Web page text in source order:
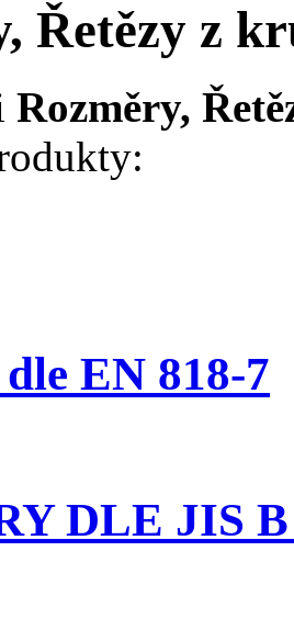
Řetězy z
Rozměry,
EN 818-7
DLE JIS B